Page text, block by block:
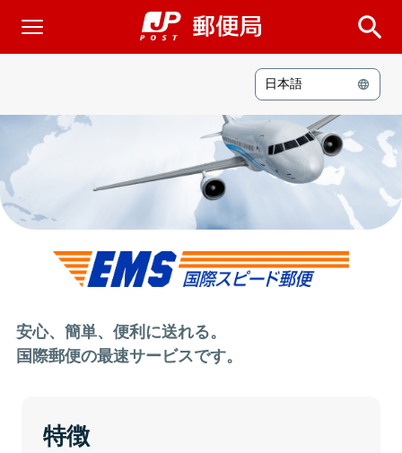
日本語
安心、簡単、便利に送れる。
国際郵便の最速サービスです。
特徴